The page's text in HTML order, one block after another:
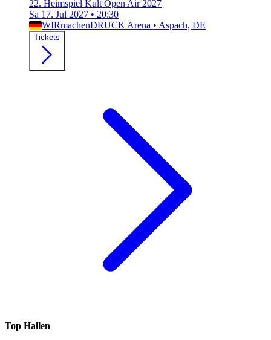
22. Heimspiel Kult Open Air 2027
Sa 17. Jul 2027 • 20:30
WIRmachenDRUCK Arena • Aspach, DE
Tickets
Top Hallen